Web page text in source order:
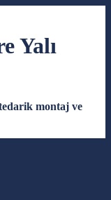
Yalı
montaj ve